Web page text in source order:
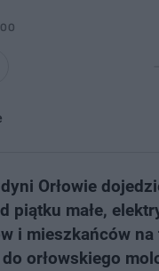
Orłowie
piątku małe,
i mieszkańców
orłowskiego